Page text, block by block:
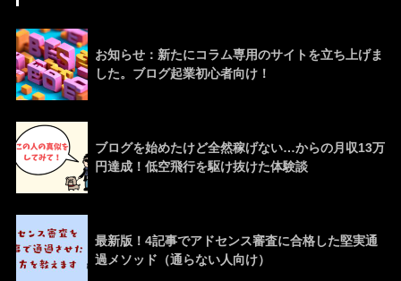
お知らせ：新たにコラム専用のサイトを立ち上げま
した。ブログ起業初心者向け！
ブログを始めたけど全然稼げない…からの月収13万
円達成！低空飛行を駆け抜けた体験談
最新版！4記事でアドセンス審査に合格した堅実通
過メソッド（通らない人向け）